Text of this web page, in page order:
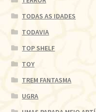
TODAS AS IDADES
TODAVIA
TOP SHELF
TOY
TREM FANTASMA
UGRA